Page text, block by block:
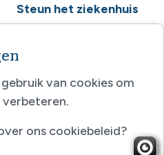
Steun het ziekenhuis
van cookies om
ons cookiebeleid?